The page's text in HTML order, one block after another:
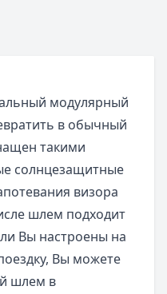
модулярный
в обычный
такими
солнцезащитные
визора
шлем подходит
Вы настроены на
Вы можете
шлем в